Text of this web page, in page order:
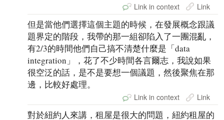
Link in context Link
但是當他們選擇這個主題的時候，在發展概念跟議
題界定的階段，我帶的那一組卻陷入了一團混亂，
有2/3的時間他們自己搞不清楚什麼是「data
integration」，花了不少時間各言爾志，我說如果
很空泛的話，是不是要想一個議題，然後聚焦在那
邊，比較好處理。
Link in context Link
對於紐約人來講，租屋是很大的問題，紐約租屋的